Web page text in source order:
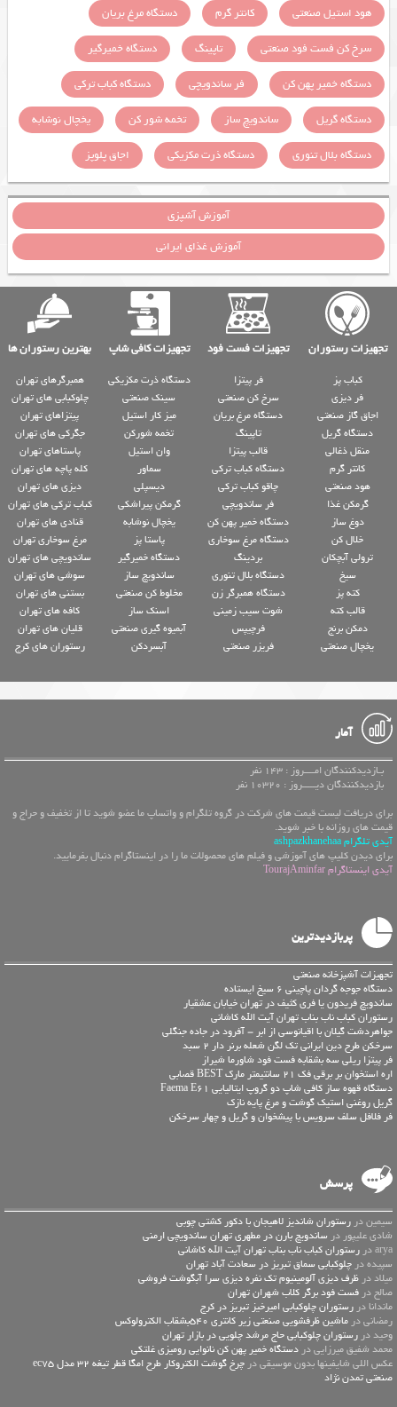
هود استیل صنعتی
کانتر گرم
دستگاه مرغ بریان
سرخ کن فست فود صنعتی
تاپینگ
دستگاه خمیرگیر
دستگاه خمیر پهن کن
فر ساندویچی
دستگاه کباب ترکی
دستگاه گریل
ساندویچ ساز تخمه شور کن
یخچال نوشابه
دستگاه بلال تنوری
دستگاه ذرت مکزیکی اجاق پلوپز
آموزش آشپزی
آموزش غذای ایرانی
تجهیزات رستوران تجهیزات فست فود تجهیزات کافی شاپ بهترین رستوران ها
کباب پز
فر دیزی
اجاق گاز صنعتی
دستگاه گریل
منقل ذغالی
کانتر گرم
هود صنعتی
گرمکن غذا
دوغ ساز
خلال کن
ترولی آبچکان
سیخ
کته پز
قالب کته
دمکن برنج
یخچال صنعتی
فر پیتزا
سرخ کن صنعتی
دستگاه مرغ بریان
تاپینگ
قالب پیتزا
دستگاه کباب ترکی
چاقو کباب ترکی
فر ساندویچی
دستگاه خمیر پهن کن
دستگاه مرغ سوخاری
بردینگ
دستگاه بلال تنوری
دستگاه همبرگر زن
شوت سیب زمینی
فرچیپس
فریزر صنعتی
دستگاه ذرت مکزیکی
سینک صنعتی
میز کار استیل
تخمه شورکن
وان استیل
سماور
دیسپلی
گرمکن پیراشکی
یخچال نوشابه
پاستا پز
دستگاه خمیرگیر
ساندویچ ساز
مخلوط کن صنعتی
اسنک ساز
آبمیوه گیری صنعتی
آبسردکن
همبرگرهای تهران
چلوکبابی های تهران
پیتزاهای تهران
جگرکی های تهران
پاستاهای تهران
کله پاچه های تهران
دیزی های تهران
کباب ترکی های تهران
قنادی های تهران
مرغ سوخاری تهران
ساندویچی های تهران
سوشی های تهران
بستنی های تهران
کافه های تهران
قلیان های تهران
رستوران های کرج
آمار
بـازدیدکنندگان امــــروز : 143 نفر
بازدیدکنندگان دیـــــروز : 10320 نفر
برای دریافت لیست قیمت های شرکت در گروه تلگرام و واتساپ ما عضو شوید تا از تخفیف و حراج و
قیمت های روزانه با خبر شوید.
آیدی تلگرام ashpazkhanehaa
برای دیدن کلیپ های آموزشی و فیلم های محصولات ما را در اینستاگرام دنبال بفرمایید.
آیدی اینستاگرام TourajAminfar
پربازدیدترین
تجهیزات آشپزخانه صنعتی
دستگاه جوجه گردان پاچینی 6 سیخ ایستاده
ساندویچ فریدون یا فری کثیف در تهران خیابان عشقیار
رستوران کباب ناب بناب تهران آیت الله کاشانی
جواهردشت گیلان با اقیانوسی از ابر – آفرود در جاده جنگلی
سرخکن طرح دین ایرانی تک لگن شعله برنر دار 2 سبد
فر پیتزا ریلی سه بشقابه فست فود شاورما شیراز
اره استخوان بر برقی فک 21 سانتیمتر مارک BEST قصابی
دستگاه قهوه ساز کافی شاپ دو گروپ ایتالیایی Faema E61
گریل روغنی استیک گوشت و مرغ پایه نازک
فر فلافل سلف سرویس با پیشخوان و گریل و چهار سرخکن
پرسش
سیمین در رستوران شاندیز لاهیجان با دکور کشتی چوبی
شادی علیپور در ساندویچ بارن در مطهری تهران ساندویچی ارمنی
arya در
رستوران کباب ناب بناب تهران آیت الله کاشانی
سپیده در چلوکبابی سماق تبریز در سعادت آباد تهران
میلاد در ظرف دیزی آلومینیوم تک نفره دیزی سرا آبگوشت فروشی
صالح در فست فود برگر کلاب شهران تهران
ماندانا در رستوران چلوکبابی امیرخیز تبریز در کرج
رمضانی در ماشین ظرفشویی صنعتی زیر کانتری 540بشقاب الکترولوکس
وحید در رستوران چلوکبابی حاج مرشد چلویی در بازار تهران
محمد شفیق میرزایی در دستگاه خمیر پهن کن نانوایی رومیزی غلتکی
عكس اللي شايفينها بدون موسيقى در
چرخ گوشت الکتروکار طرح امگا قطر تیغه 32 مدل ec75
صنعتی تمدن نژاد